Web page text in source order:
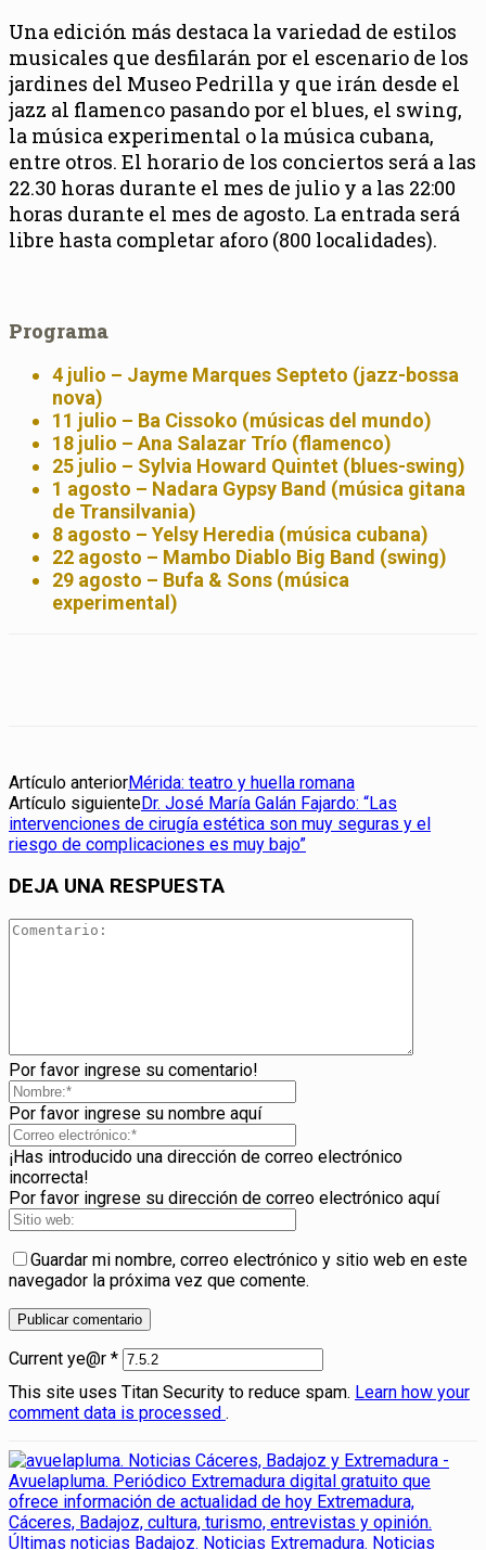
Una edición más destaca la variedad de estilos
musicales que desfilarán por el escenario de los
jardines del Museo Pedrilla y que irán desde el
jazz al flamenco pasando por el blues, el swing,
la música experimental o la música cubana,
entre otros. El horario de los conciertos será a las
22.30 horas durante el mes de julio y a las 22:00
horas durante el mes de agosto. La entrada será
libre hasta completar aforo (800 localidades).
Programa
4 julio – Jayme Marques Septeto (jazz-bossa
nova)
11 julio – Ba Cissoko (músicas del mundo)
18 julio – Ana Salazar Trío (flamenco)
25 julio – Sylvia Howard Quintet (blues-swing)
1 agosto – Nadara Gypsy Band (música gitana
de Transilvania)
8 agosto – Yelsy Heredia (música cubana)
22 agosto – Mambo Diablo Big Band (swing)
29 agosto – Bufa & Sons (música
experimental)
Artículo anteriorMérida: teatro y huella romana
Artículo siguienteDr. José María Galán Fajardo: “Las
intervenciones de cirugía estética son muy seguras y el
riesgo de complicaciones es muy bajo”
DEJA UNA RESPUESTA
Por favor ingrese su comentario!
Por favor ingrese su nombre aquí
¡Has introducido una dirección de correo electrónico
incorrecta!
Por favor ingrese su dirección de correo electrónico aquí
Guardar mi nombre, correo electrónico y sitio web en este
navegador la próxima vez que comente.
Current ye@r *
This site uses Titan Security to reduce spam. Learn how your
comment data is processed .